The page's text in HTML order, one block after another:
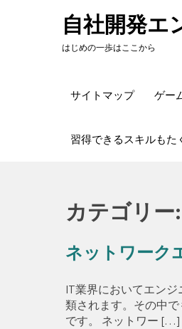
自社開発エ
はじめの一歩はここから
サイトマップ ゲー
習得できるスキルもた
カテゴリー:
ネットワーク
IT業界においてエン
類されます。その中
です。 ネットワー […]